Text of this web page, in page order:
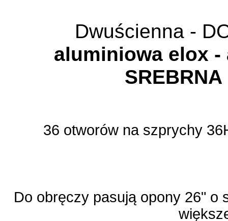
Dwuścienna -
aluminiowa elox
SREBRNA
36 otworów na szprychy
Do obręczy pasują opony 26" o